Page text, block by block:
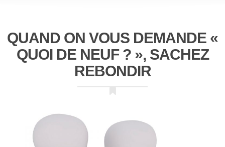
QUAND ON VOUS DEMANDE «
QUOI DE NEUF ? », SACHEZ
REBONDIR